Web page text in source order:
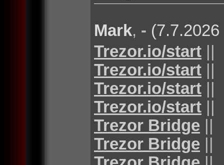
Mark, -
Trezor.io/start ||
Trezor.io/start ||
Trezor.io/start ||
Trezor.io/start ||
Trezor Bridge ||
Trezor Bridge ||